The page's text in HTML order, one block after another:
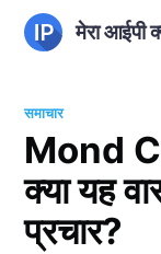
मेरा आईपी
समाचार
Mond
क्या यह
प्रचार?